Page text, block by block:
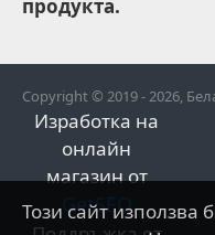
продукта.
Copyright © 2019 - 2026,
Изработка на
онлайн
магазин от
GetSEO
Този сайт използва